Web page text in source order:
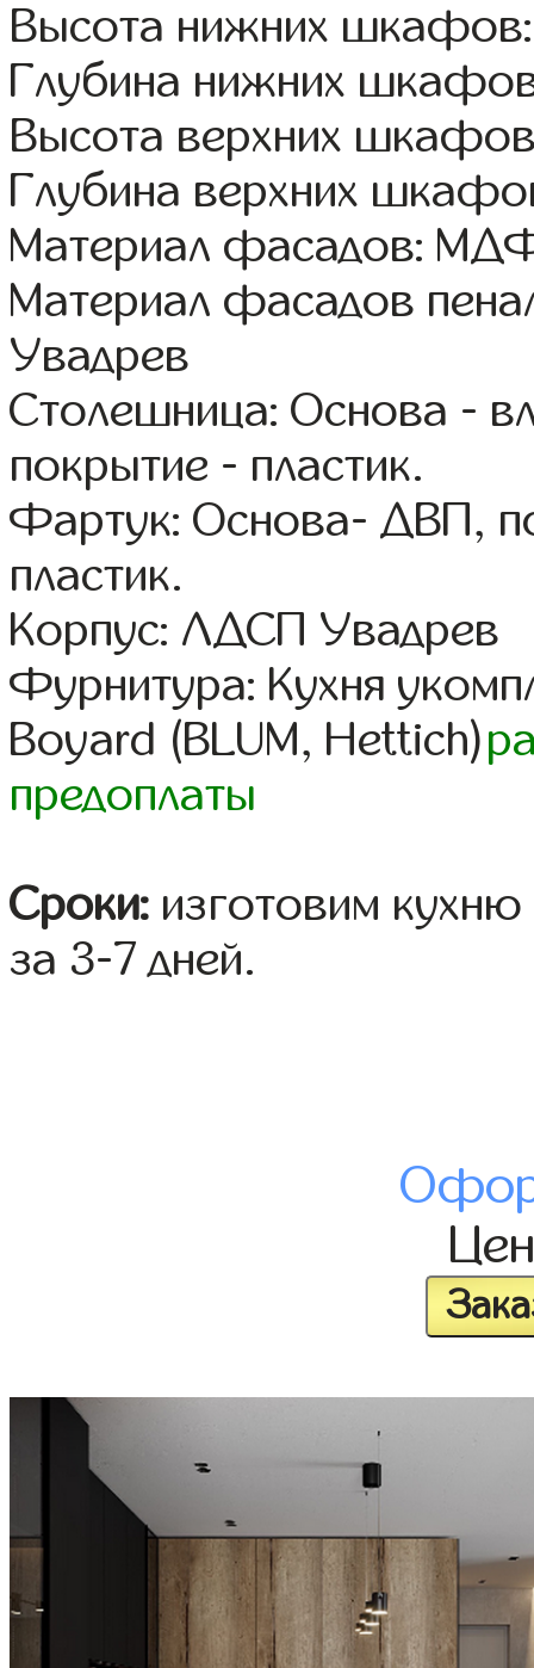
Высота нижних
Глубина нижних
Высота верхних
Глубина верхних
Материал фасадов:
Материал фасадов
Увадрев
Столешница: Основа -
покрытие - пластик.
Фартук: Основа- ДВП,
пластик.
Корпус: ЛДСП Увадрев
Фурнитура: Кухня
Boyard (BLUM, Hettich)
предоплаты
Сроки: изготовим
за 3-7 дней.